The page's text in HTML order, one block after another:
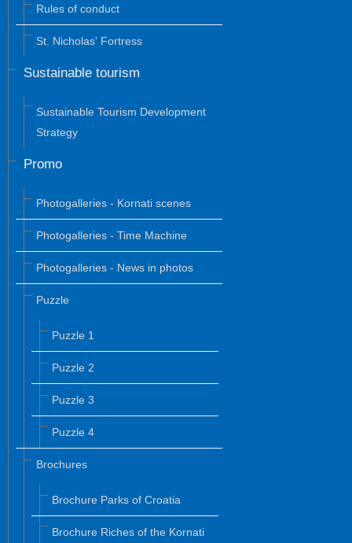
Rules of conduct
St. Nicholas' Fortress
Sustainable tourism
Sustainable Tourism Development
Strategy
Promo
Photogalleries - Kornati scenes
Photogalleries - Time Machine
Photogalleries - News in photos
Puzzle
Puzzle 1
Puzzle 2
Puzzle 3
Puzzle 4
Brochures
Brochure Parks of Croatia
Brochure Riches of the Kornati